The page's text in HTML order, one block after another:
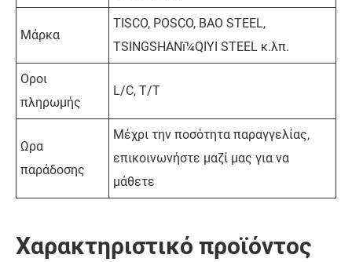
Μάρκα
TISCO, POSCO, BAO STEEL,
TSINGSHANï¼QIYI STEEL κ.λπ.
Οροι
πληρωμής
L/C, T/T
Ωρα
παράδοσης
Μέχρι την ποσότητα παραγγελίας,
επικοινωνήστε μαζί μας για να
μάθετε
Χαρακτηριστικό προϊόντος